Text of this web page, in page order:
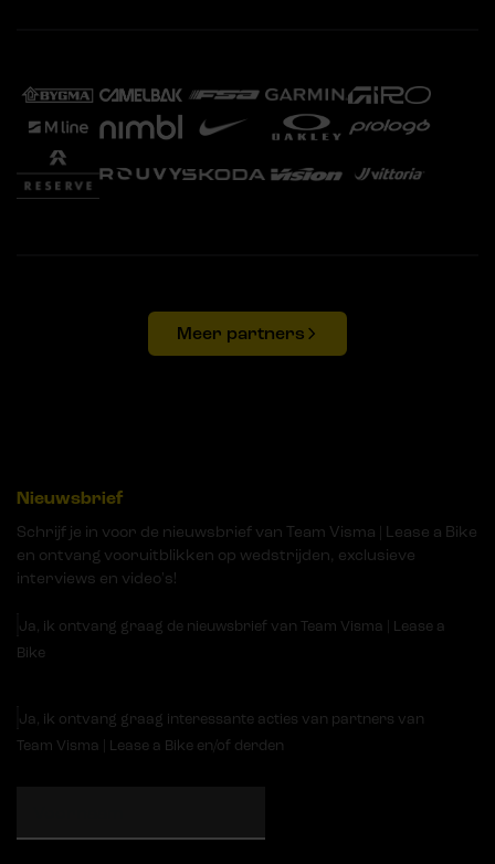
Meer partners
Nieuwsbrief
Schrijf je in voor de nieuwsbrief van Team Visma | Lease a Bike
en ontvang vooruitblikken op wedstrijden, exclusieve
interviews en video's!
Ja, ik ontvang graag de nieuwsbrief van Team Visma | Lease a
Bike
Ja, ik ontvang graag interessante acties van partners van
Team Visma | Lease a Bike en/of derden